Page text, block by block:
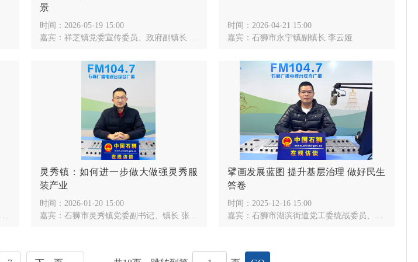
景
时间： 2026-05-19 15:00
嘉宾：祥芝镇党委宣传委员、政府副镇长 杜越成
时间： 2026-04-21 15:00
嘉宾：石狮市永宁镇副镇长 李云娅
灵秀镇：如何进一步做大做强灵秀服
装产业
时间： 2026-01-20 15:00
嘉宾：石狮市灵秀镇党委副书记、镇长 张子群
擘画发展蓝图 提升基层治理 做好民生
答卷
时间： 2025-12-16 15:00
嘉宾：石狮市湖滨街道党工委统战委员、秘书 陈钟铭